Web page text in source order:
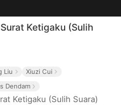
Ketigaku (Sulih
Liu Xiuzi Cui
Dendam
Ketigaku (Sulih Suara)